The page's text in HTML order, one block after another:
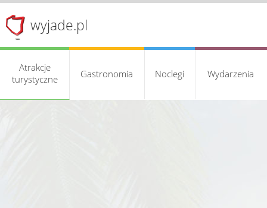
wyjade.pl
Atrakcje
turystyczne
Gastronomia Noclegi Wydarzenia